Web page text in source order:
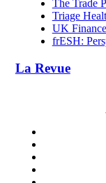
The Trade
Triage
UK
frESH:
La Revue